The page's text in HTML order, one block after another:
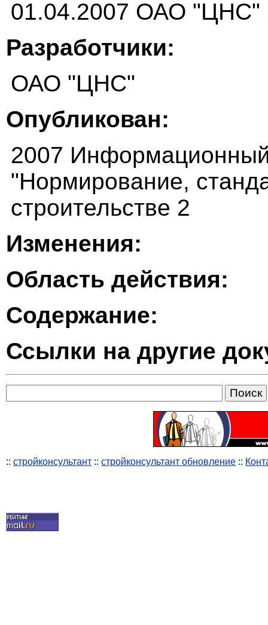
01.04.2007 ОАО "ЦНС"
Разработчики:
ОАО "ЦНС"
Опубликован:
2007
"Нормирование,
строительстве 2
Изменения:
Область действия:
Содержание:
Ссылки на другие
:: стройконсультант :: стройконсультант обновление ::